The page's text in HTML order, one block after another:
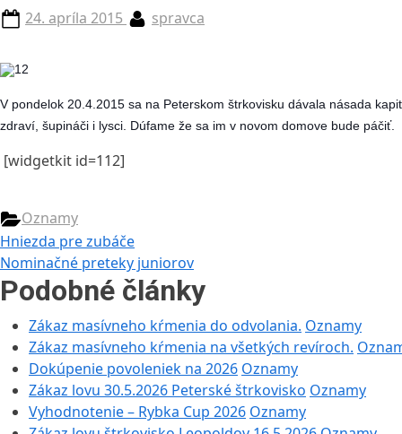
Posted
24. apríla 2015 By
spravca
V pondelok 20.4.2015 sa na Peterskom štrkovisku dávala násada
zdraví, šupináči i lysci. Dúfame že sa im v novom domove bude páčiť.
[widgetkit id=112]
Oznamy
Navigácia
v
článku
Previous
Post:
Hniezda pre zubáče
Next
Post:
Nominačné preteky juniorov
Podobné články
Zákaz masívneho kŕmenia do odvolania. Oznamy
Zákaz masívneho kŕmenia na všetkých revíroch.
Dokúpenie povoleniek na 2026 Oznamy
Zákaz lovu 30.5.2026 Peterské štrkovisko Oznamy
Vyhodnotenie – Rybka Cup 2026 Oznamy